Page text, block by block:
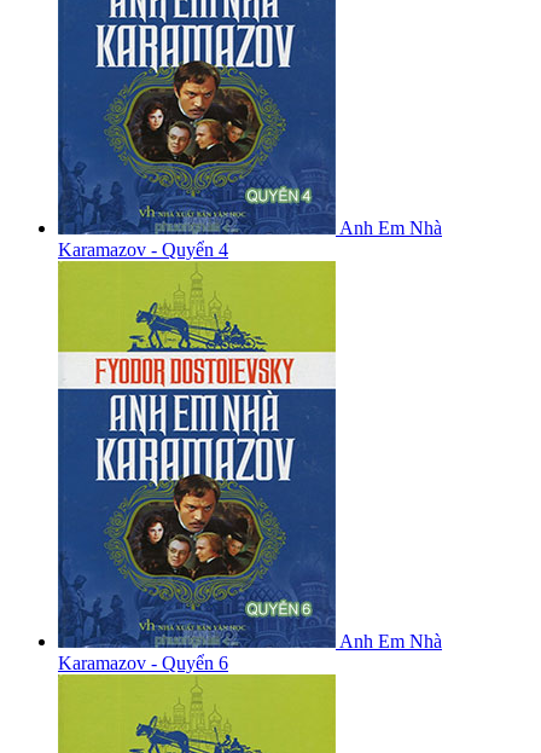
Anh Em Nhà
Karamazov - Quyển 4
Anh Em Nhà
Karamazov - Quyển 6